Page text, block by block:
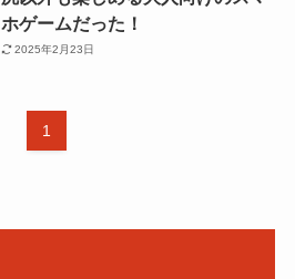
ホゲームだった！
2025年2月23日
1